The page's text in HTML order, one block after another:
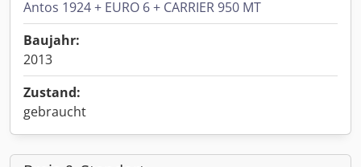
Antos 1924 + EURO 6 + CARRIER 950 MT
Baujahr:
2013
Zustand:
gebraucht